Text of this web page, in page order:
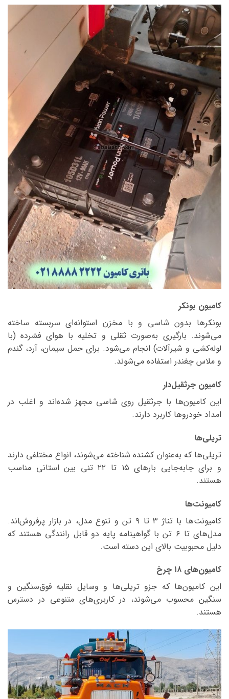
کامیون بونکر
بونکرها بدون شاسی و با مخزن استوانه‌ای سربسته ساخته
می‌شوند. بارگیری به‌صورت ثقلی و تخلیه با هوای فشرده (با
لوله‌کشی و شیرآلات) انجام می‌شود. برای حمل سیمان، آرد، گندم
و ملاس چغندر استفاده می‌شوند.
کامیون جرثقیل‌دار
این کامیون‌ها با جرثقیل روی شاسی مجهز شده‌اند و اغلب در
امداد خودروها کاربرد دارند.
تریلی‌ها
تریلی‌ها که به‌عنوان کشنده شناخته می‌شوند، انواع مختلفی دارند
و برای جابه‌جایی بارهای ۱۵ تا ۲۲ تنی بین استانی مناسب
هستند.
کامیونت‌ها
کامیونت‌ها با تناژ ۳ تا ۹ تن و تنوع مدل، در بازار پرفروش‌اند.
مدل‌های تا ۶ تن با گواهینامه پایه دو قابل رانندگی هستند که
دلیل محبوبیت بالای این دسته است.
کامیون‌های ۱۸ چرخ
این کامیون‌ها که جزو تریلی‌ها و وسایل نقلیه فوق‌سنگین و
سنگین محسوب می‌شوند، در کاربری‌های متنوعی در دسترس
هستند.